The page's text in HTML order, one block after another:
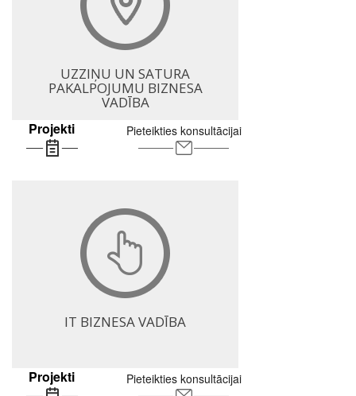
UZZIŅU UN SATURA
PAKALPOJUMU BIZNESA
VADĪBA
Projekti
Pieteikties konsultācijai
IT BIZNESA VADĪBA
Projekti Pieteikties konsultācijai